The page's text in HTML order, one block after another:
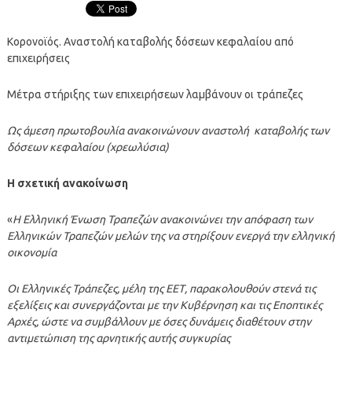
Κορονοϊός. Αναστολή καταβολής δόσεων κεφαλαίου από
επιχειρήσεις
Μέτρα στήριξης των επιχειρήσεων λαμβάνουν οι τράπεζες
Ως άμεση πρωτοβουλία ανακοινώνουν αναστολή καταβολής των
δόσεων κεφαλαίου (χρεωλύσια)
Η σχετική ανακοίνωση
«Η Ελληνική Ένωση Τραπεζών ανακοινώνει την απόφαση των
Ελληνικών Τραπεζών μελών της να στηρίξουν ενεργά την ελληνική
οικονομία
Οι Ελληνικές Τράπεζες, μέλη της ΕΕΤ, παρακολουθούν στενά τις
εξελίξεις και συνεργάζονται με την Κυβέρνηση και τις Εποπτικές
Αρχές, ώστε να συμβάλλουν με όσες δυνάμεις διαθέτουν στην
αντιμετώπιση της αρνητικής αυτής συγκυρίας